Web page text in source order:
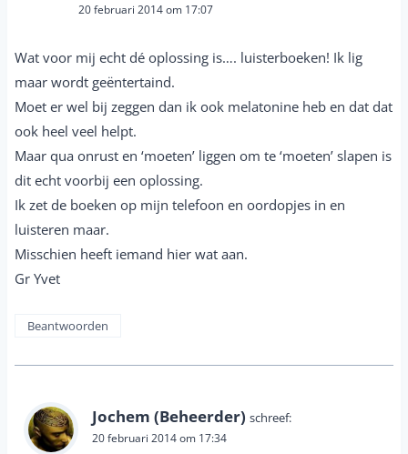
20 februari 2014 om 17:07
Wat voor mij echt dé oplossing is…. luisterboeken! Ik lig
maar wordt geëntertaind.
Moet er wel bij zeggen dan ik ook melatonine heb en dat dat
ook heel veel helpt.
Maar qua onrust en ‘moeten’ liggen om te ‘moeten’ slapen is
dit echt voorbij een oplossing.
Ik zet de boeken op mijn telefoon en oordopjes in en
luisteren maar.
Misschien heeft iemand hier wat aan.
Gr Yvet
Beantwoorden
Jochem (Beheerder) schreef:
20 februari 2014 om 17:34